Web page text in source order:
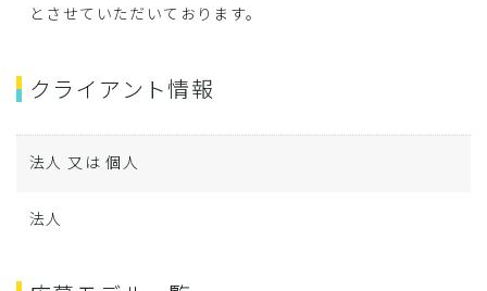
とさせていただいております。
クライアント情報
法人 又は 個人
法人